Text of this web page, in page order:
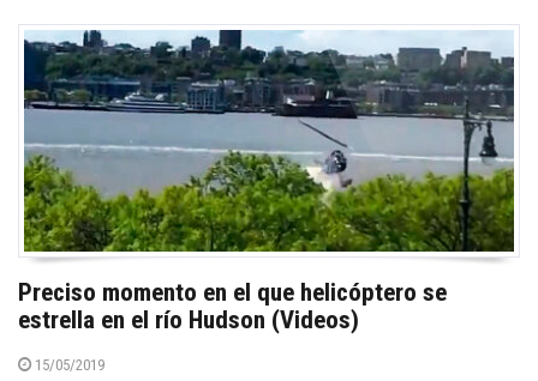
Preciso momento en el que helicóptero se
estrella en el río Hudson (Videos)
15/05/2019